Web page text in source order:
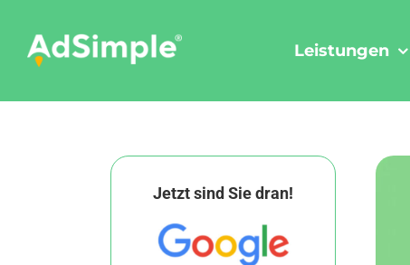
content
Leistungen
Jetzt sind Sie dran!